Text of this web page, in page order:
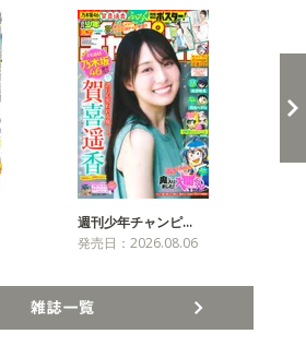
週刊少年チャンピ…
発売日：2026.08.06